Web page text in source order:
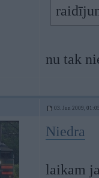
nu tak
03. Jun 2009,
Niedra
laikam